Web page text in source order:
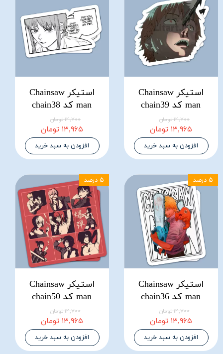
استیکر Chainsaw
man کد chain39
۱۴,۷۰۰ تومان
۱۳,۹۶۵ تومان
افزودن به سبد خرید
استیکر Chainsaw
man کد chain38
۱۴,۷۰۰ تومان
۱۳,۹۶۵ تومان
افزودن به سبد خرید
استیکر Chainsaw
man کد chain36
۱۴,۷۰۰ تومان
۱۳,۹۶۵ تومان
افزودن به سبد خرید
۵ درصد
استیکر Chainsaw
man کد chain50
۱۴,۷۰۰ تومان
۱۳,۹۶۵ تومان
افزودن به سبد خرید
۵ درصد